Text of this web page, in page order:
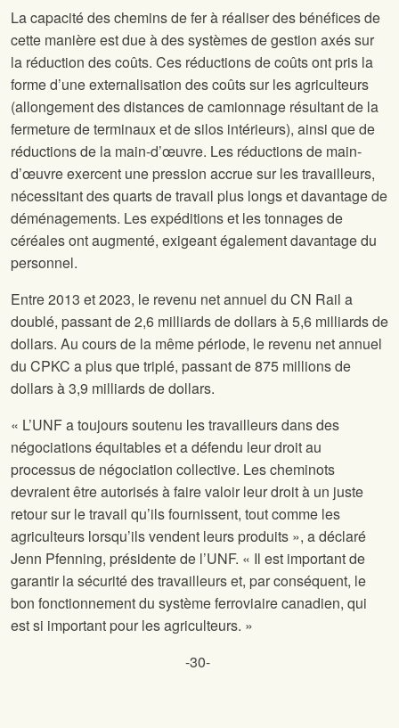
La capacité des chemins de fer à réaliser des bénéfices de
cette manière est due à des systèmes de gestion axés sur
la réduction des coûts. Ces réductions de coûts ont pris la
forme d’une externalisation des coûts sur les agriculteurs
(allongement des distances de camionnage résultant de la
fermeture de terminaux et de silos intérieurs), ainsi que de
réductions de la main-d’œuvre. Les réductions de main-
d’œuvre exercent une pression accrue sur les travailleurs,
nécessitant des quarts de travail plus longs et davantage de
déménagements. Les expéditions et les tonnages de
céréales ont augmenté, exigeant également davantage du
personnel.
Entre 2013 et 2023, le revenu net annuel du CN Rail a
doublé, passant de 2,6 milliards de dollars à 5,6 milliards de
dollars. Au cours de la même période, le revenu net annuel
du CPKC a plus que triplé, passant de 875 millions de
dollars à 3,9 milliards de dollars.
« L’UNF a toujours soutenu les travailleurs dans des
négociations équitables et a défendu leur droit au
processus de négociation collective. Les cheminots
devraient être autorisés à faire valoir leur droit à un juste
retour sur le travail qu’ils fournissent, tout comme les
agriculteurs lorsqu’ils vendent leurs produits », a déclaré
Jenn Pfenning, présidente de l’UNF. « Il est important de
garantir la sécurité des travailleurs et, par conséquent, le
bon fonctionnement du système ferroviaire canadien, qui
est si important pour les agriculteurs. »
-30-